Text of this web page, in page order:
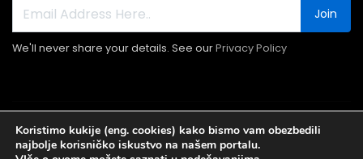
Join
We'll never share your details. See ourPrivacy Policy
© 2026 Portal Ledine.rs All rights reserved.
Koristimo kukije (eng. cookies) kako bismo vam obezbedili
najbolje korisničko iskustvo na našem portalu.